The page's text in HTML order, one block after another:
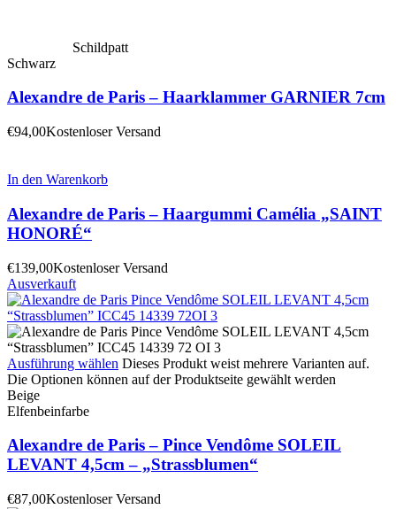
Schildpatt
Schwarz
Alexandre de Paris – Haarklammer GARNIER 7cm
€94,00Kostenloser Versand
In den Warenkorb
Alexandre de Paris – Haargummi Camélia „SAINT
HONORÉ“
€139,00Kostenloser Versand
Ausverkauft
Ausführung wählen Dieses Produkt weist mehrere Varianten auf.
Die Optionen können auf der Produktseite gewählt werden
Beige
Elfenbeinfarbe
Alexandre de Paris – Pince Vendôme SOLEIL
LEVANT 4,5cm – „Strassblumen“
€87,00Kostenloser Versand